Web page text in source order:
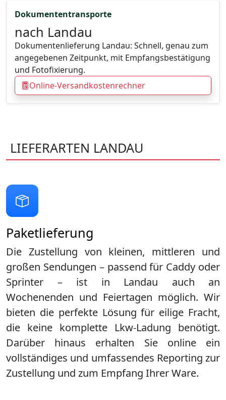
Dokumententransporte
nach Landau
Dokumentenlieferung Landau: Schnell, genau zum
angegebenen Zeitpunkt, mit Empfangsbestätigung
und Fotofixierung.
Online-Versandkostenrechner
LIEFERARTEN LANDAU
Paketlieferung
Die Zustellung von kleinen, mittleren und
großen Sendungen – passend für Caddy oder
Sprinter – ist in Landau auch an
Wochenenden und Feiertagen möglich. Wir
bieten die perfekte Lösung für eilige Fracht,
die keine komplette Lkw-Ladung benötigt.
Darüber hinaus erhalten Sie online ein
vollständiges und umfassendes Reporting zur
Zustellung und zum Empfang Ihrer Ware.